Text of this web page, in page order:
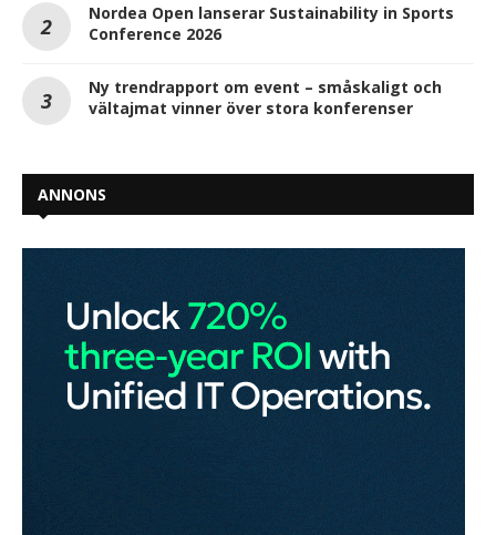
Nordea Open lanserar Sustainability in Sports
Conference 2026
Ny trendrapport om event – småskaligt och
vältajmat vinner över stora konferenser
ANNONS